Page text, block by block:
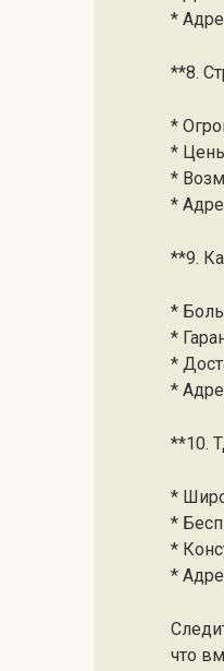
*
**8.
*
*
*
*
**9.
*
*
*
*
**10.
*
*
*
*
что